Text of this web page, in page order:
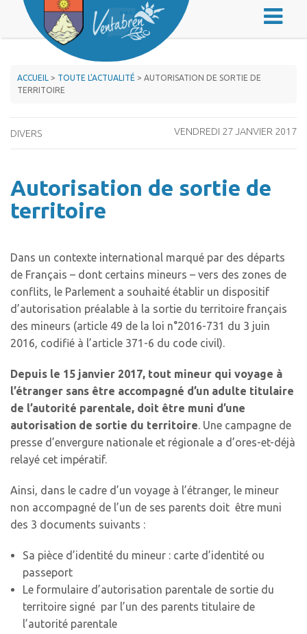
ACCUEIL > TOUTE L'ACTUALITÉ > AUTORISATION DE SORTIE DE
TERRITOIRE
DIVERS VENDREDI 27 JANVIER 2017
Autorisation de sortie de
territoire
Dans un contexte international marqué par des départs
de Français – dont certains mineurs – vers des zones de
conflits, le Parlement a souhaité établir un dispositif
d’autorisation préalable à la sortie du territoire français
des mineurs (article 49 de la loi n°2016-731 du 3 juin
2016, codifié à l’article 371-6 du code civil).
Depuis le 15 janvier 2017, tout mineur qui voyage à
l’étranger sans être accompagné d’un adulte titulaire
de l’autorité parentale, doit être muni d’une
autorisation de sortie du territoire. Une campagne de
presse d’envergure nationale et régionale a d’ores-et-déjà
relayé cet impératif.
Ainsi, dans le cadre d’un voyage à l’étranger, le mineur
non accompagné de l’un de ses parents doit être muni
des 3 documents suivants :
Sa pièce d’identité du mineur : carte d’identité ou
passeport
Le formulaire d’autorisation parentale de sortie du
territoire signé par l’un des parents titulaire de
l’autorité parentale